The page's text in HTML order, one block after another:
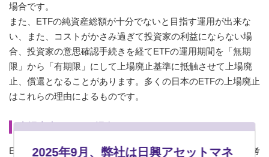
場合です。
また、ETFの純資産総額が十分でないと目指す運用が出来な
い、また、コストがかさみ過ぎて投資家の利益にならない場
合、投資家の意思確認手続きを経てETFの運用期間を「無期
限」から「有期限」にして上場廃止基準に抵触させて上場廃
止、償還となることがあります。多くの日本のETFの上場廃止
はこれらの理由によるものです。
ETFが上場廃止となった場合、投資家は運用を継続したいと考
2025年9月、弊社は日興アセットマネ